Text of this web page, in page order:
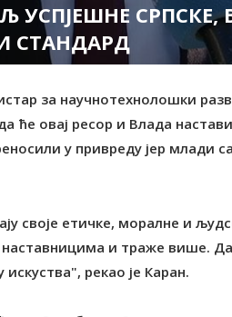
УСПЈЕШНЕ
СТАНДАРД
за научнотехнолошки
ће овај ресор и Влада
у привреду јер млади
своје етичке, моралне и
наставницима и траже више.
рекао је Каран.